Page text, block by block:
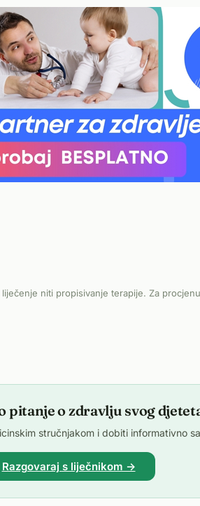
niti propisivanje terapije. Za
pitanje o zdravlju svog
stručnjakom i dobiti informativno
Razgovaraj s liječnikom →